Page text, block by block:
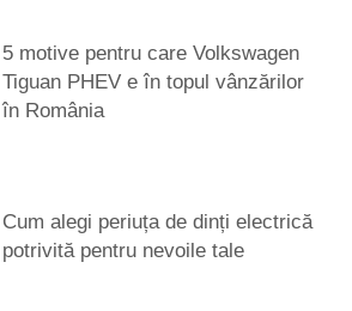
5 motive pentru care Volkswagen
Tiguan PHEV e în topul vânzărilor
în România
Cum alegi periuța de dinți electrică
potrivită pentru nevoile tale